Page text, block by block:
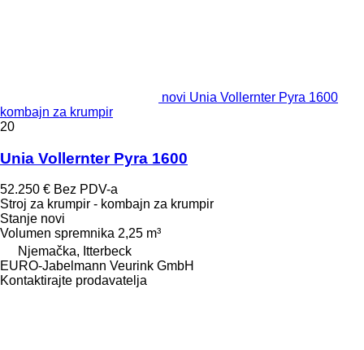
novi Unia Vollernter Pyra 1600
kombajn za krumpir
20
Unia Vollernter Pyra 1600
52.250 € Bez PDV-a
Stroj za krumpir - kombajn za krumpir
Stanje novi
Volumen spremnika 2,25 m³
Njemačka, Itterbeck
EURO-Jabelmann Veurink GmbH
Kontaktirajte prodavatelja